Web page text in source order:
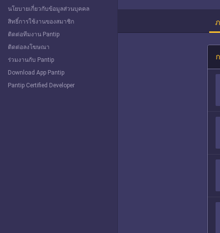
นโยบายเกี่ยวกับข้อมูลส่วนบุคคล
สิทธิ์การใช้งานของสมาชิก
ติดต่อทีมงาน Pantip
ติดต่อลงโฆษณา
ร่วมงานกับ Pantip
Download App Pantip
Pantip Certified Developer